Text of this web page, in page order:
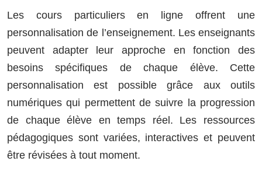
Les cours particuliers en ligne offrent une
personnalisation de l’enseignement. Les enseignants
peuvent adapter leur approche en fonction des
besoins spécifiques de chaque élève. Cette
personnalisation est possible grâce aux outils
numériques qui permettent de suivre la progression
de chaque élève en temps réel. Les ressources
pédagogiques sont variées, interactives et peuvent
être révisées à tout moment.